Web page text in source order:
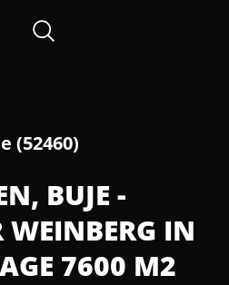
(52460)
BUJE -
WEINBERG IN
7600 M2